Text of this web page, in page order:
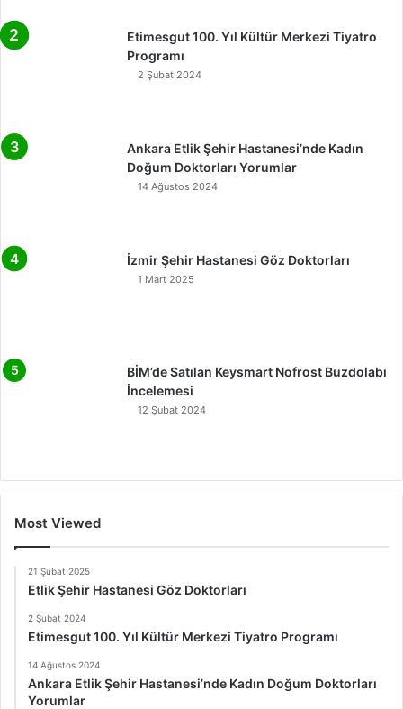
Etimesgut 100. Yıl Kültür Merkezi Tiyatro
Programı
2 Şubat 2024
Ankara Etlik Şehir Hastanesi’nde Kadın
Doğum Doktorları Yorumlar
14 Ağustos 2024
İzmir Şehir Hastanesi Göz Doktorları
1 Mart 2025
BİM’de Satılan Keysmart Nofrost Buzdolabı
İncelemesi
12 Şubat 2024
Most Viewed
21 Şubat 2025
Etlik Şehir Hastanesi Göz Doktorları
2 Şubat 2024
Etimesgut 100. Yıl Kültür Merkezi Tiyatro Programı
14 Ağustos 2024
Ankara Etlik Şehir Hastanesi’nde Kadın Doğum Doktorları
Yorumlar